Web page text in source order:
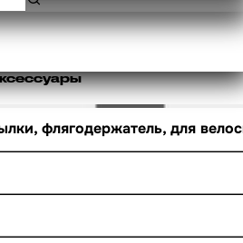
флягодержатель, для